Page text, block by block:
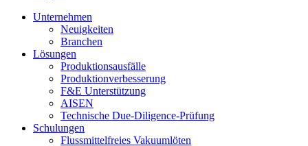
Unternehmen
Neuigkeiten
Branchen
Lösungen
Produktionsausfälle
Produktionverbesserung
F&E Unterstützung
AISEN
Technische Due-Diligence-Prüfung
Schulungen
Flussmittelfreies Vakuumlöten